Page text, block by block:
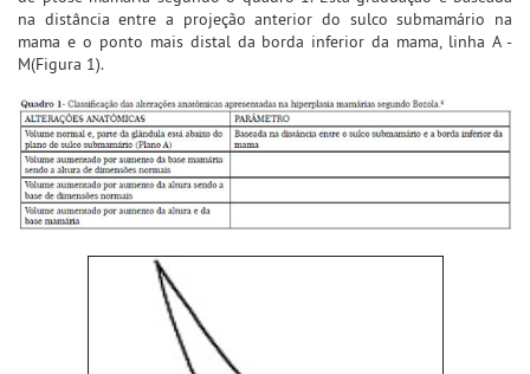
na distância entre a projeção anterior do sulco submamário na
mama e o ponto mais distal da borda inferior da mama, linha A -
M(Figura 1).